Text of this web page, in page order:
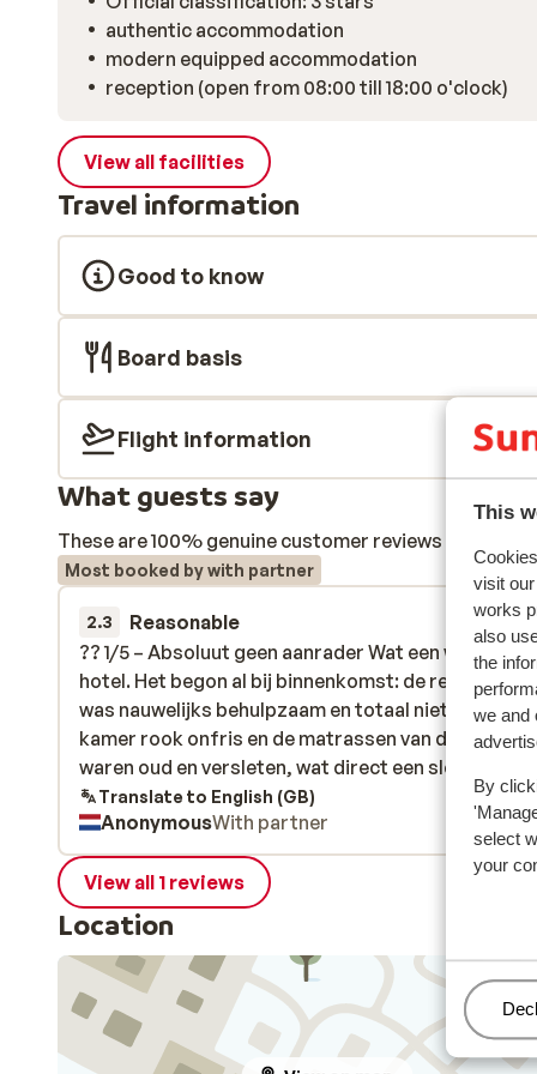
This
visit
works
also
the
we and
By
select
your
authentic accommodation
modern equipped accommodation
reception (open from 08:00 till 18:00 o'clock)
View all facilities
Travel information
Good to know
Board basis
Flight information
What guests say
These are 100% genuine customer reviews that
Most booked by with partner
2.3 Reasonable
7 Feb
?? 1/5 – Absoluut geen aanrader Wat een waardeloos
hotel. Het begon al bij binnenkomst: de
was nauwelijks behulpzaam en totaal niet gastvrij.
kamer rook onfris en de matrassen van de bedden
waren oud en versleten, wat direct een slechte
indruk gaf. De wellness bevond zich niet in
gebouw, maar in een ander pand. Deze was alleen
reservering te gebruiken en er waren geen
beschikbaar. Dat betekent dus in badkleding over
straat naar een ander gebouw, onpraktisch en
allesbehalve ontspannen. We hadden bewust
halfpension geboekt, zodat we na het skiën lekker
konden eten. In tegenstelling tot wat de reviews
geloven, was het eten benedenmaats. Als
hoofdgerecht kregen we spaghetti met ketchup.
?? 1/5 – Absoluut geen aanrader Wat een waardeloos
hotel. Het begon al bij binnenkomst: de
was nauwelijks behulpzaam en totaal niet gastvrij.
kamer rook onfris en de matrassen van de bedden
waren oud en versleten, wat direct een slechte...
Translate to English (GB)
AnonymousWith partner
View all 1 reviews
Location